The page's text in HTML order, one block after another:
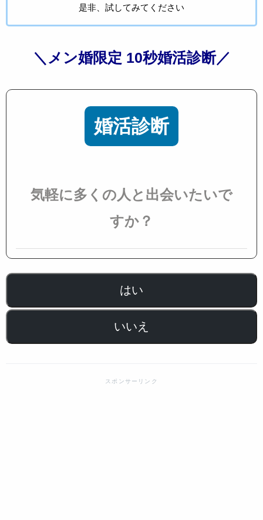
是非、試してみてください
＼メン婚限定 10秒婚活診断／
婚活診断
気軽に多くの人と出会いたいで
すか？
はい
いいえ